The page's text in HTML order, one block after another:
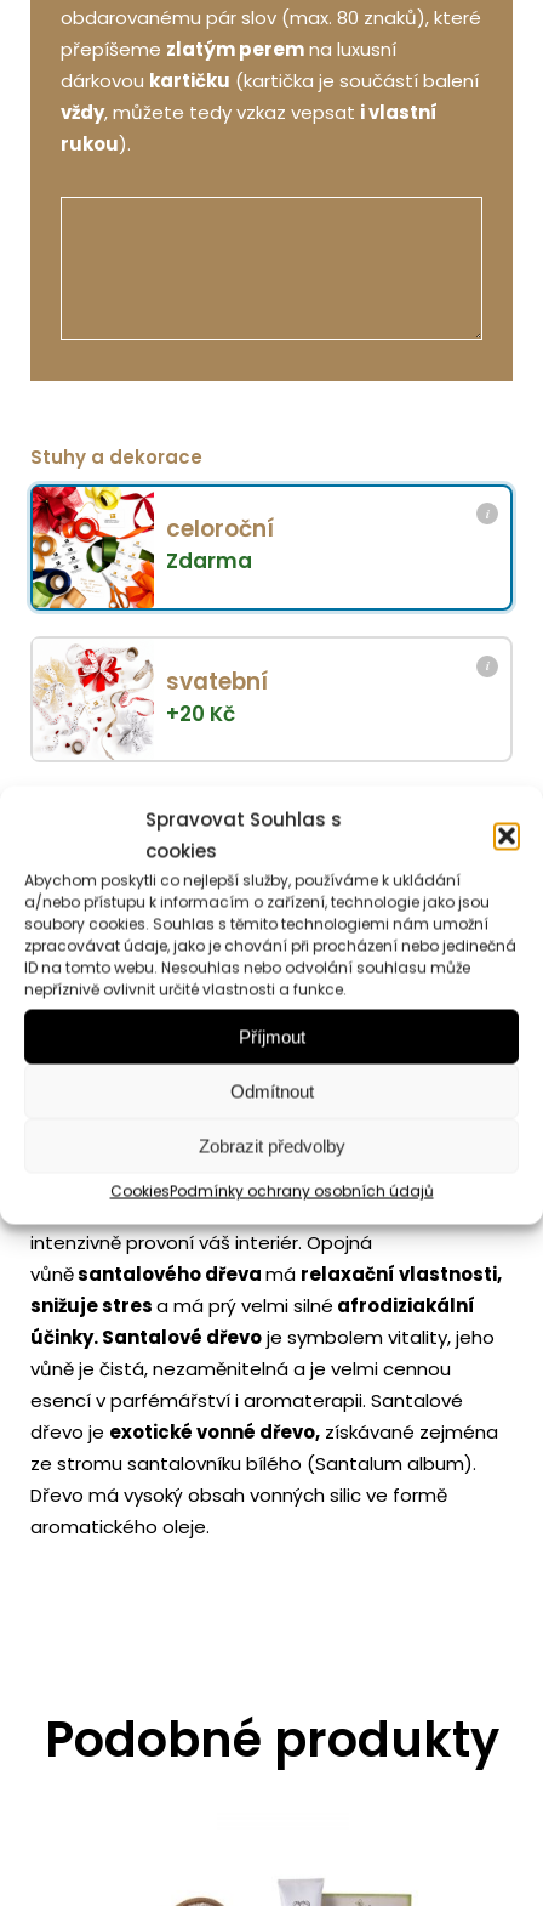
Spravovat Souhlas s
cookies
Abychom poskytli co nejlepší služby, používáme k ukládání
a/nebo přístupu k informacím o zařízení, technologie jako jsou
soubory cookies. Souhlas s těmito technologiemi nám umožní
zpracovávat údaje, jako je chování při procházení nebo jedinečná
ID na tomto webu. Nesouhlas nebo odvolání souhlasu může
nepříznivě ovlivnit určité vlastnosti a funkce.
Příjmout
Odmítnout
Zobrazit předvolby
CookiesPodmínky ochrany osobních údajů
obdarovanému pár slov (max. 80 znaků), které
přepíšeme zlatým peremna luxusní
dárkovou kartičku (kartička je součástí balení
vždy, můžete tedy vzkaz vepsat i vlastní
rukou).
Stuhy a dekorace
celoroční
Zdarma
i
svatební
+20 Kč
i
Vonná
Santalové
dřevo
množství
Přidat do košíku
Popis
Hodnocení (0)
Informace
intenzivně provoní váš interiér. Opojná
vůněsantalového dřevamá relaxační vlastnosti,
snižuje stresa má prý velmi silné afrodiziakální
účinky.Santalové dřevoje symbolem vitality, jeho
vůně je čistá, nezaměnitelná a je velmi cennou
esencí v parfémářství i aromaterapii. Santalové
dřevo je exotické vonné dřevo, získávané zejména
ze stromu santalovníku bílého (Santalum album).
Dřevo má vysoký obsah vonných silic ve formě
aromatického oleje.
Podobné produkty